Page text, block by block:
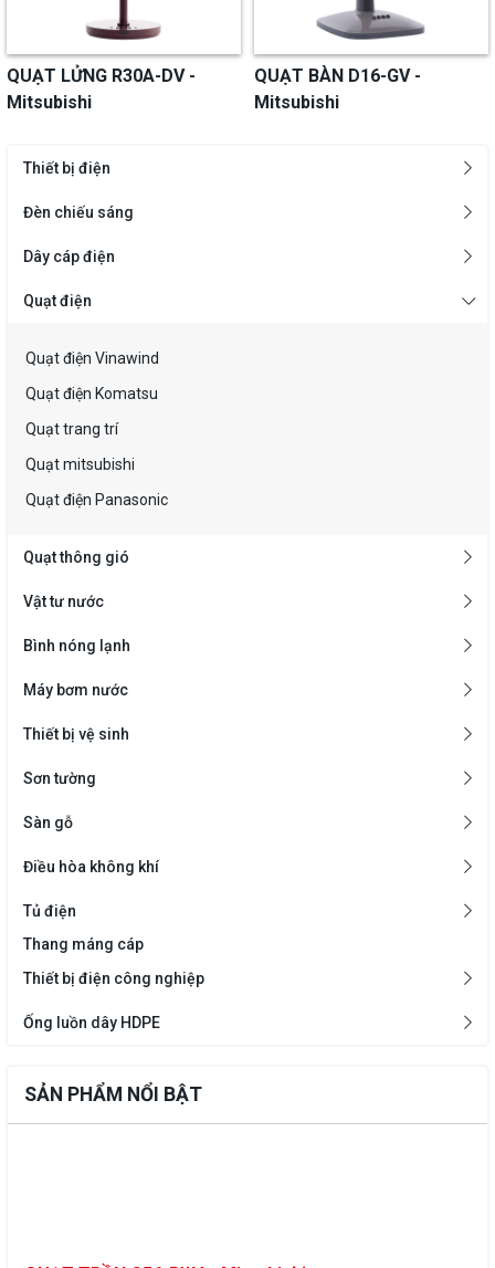
Thiết bị điện
Đèn chiếu sáng
Dây cáp điện
Quạt điện
Quạt điện Vinawind
Quạt điện Komatsu
Quạt trang trí
Quạt mitsubishi
Quạt điện Panasonic
Quạt thông gió
Vật tư nước
Bình nóng lạnh
Máy bơm nước
Thiết bị vệ sinh
Sơn tường
Sàn gỗ
Điều hòa không khí
Tủ điện
Thang máng cáp
Thiết bị điện công nghiệp
Ống luồn dây HDPE
SẢN PHẨM NỔI BẬT
QUẠT LỬNG R30A-DV -
Mitsubishi
QUẠT BÀN D16-GV -
Mitsubishi